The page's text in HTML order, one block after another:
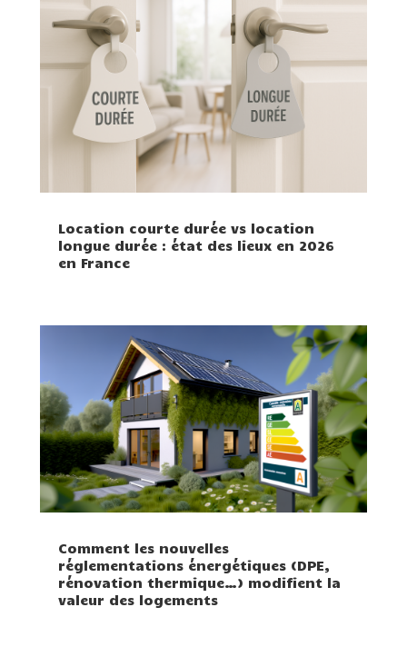
Location courte durée vs location
longue durée : état des lieux en 2026
en France
Comment les nouvelles
réglementations énergétiques (DPE,
rénovation thermique…) modifient la
valeur des logements